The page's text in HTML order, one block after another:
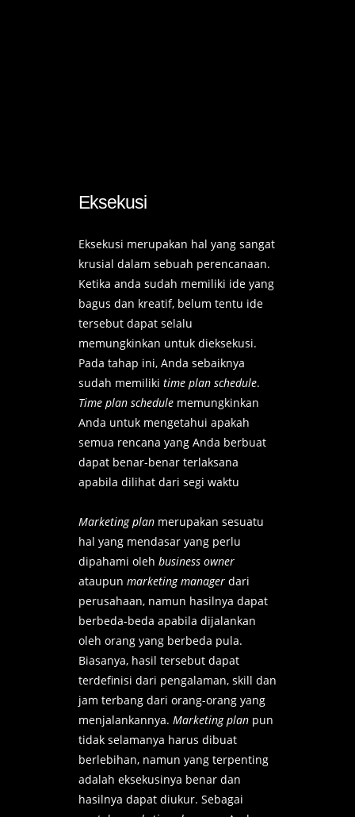
Eksekusi
Eksekusi merupakan hal yang sangat
krusial dalam sebuah perencanaan.
Ketika anda sudah memiliki ide yang
bagus dan kreatif, belum tentu ide
tersebut dapat selalu
memungkinkan untuk dieksekusi.
Pada tahap ini, Anda sebaiknya
sudah memiliki time plan schedule.
Time plan schedule memungkinkan
Anda untuk mengetahui apakah
semua rencana yang Anda berbuat
dapat benar-benar terlaksana
apabila dilihat dari segi waktu
Marketing plan merupakan sesuatu
hal yang mendasar yang perlu
dipahami oleh business owner
ataupun marketing manager dari
perusahaan, namun hasilnya dapat
berbeda-beda apabila dijalankan
oleh orang yang berbeda pula.
Biasanya, hasil tersebut dapat
terdefinisi dari pengalaman, skill dan
jam terbang dari orang-orang yang
menjalankannya. Marketing plan pun
tidak selamanya harus dibuat
berlebihan, namun yang terpenting
adalah eksekusinya benar dan
hasilnya dapat diukur. Sebagai